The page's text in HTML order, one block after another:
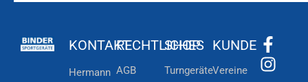
KONTAKT
Hermann
RECHTLICHES
AGB
SHOP
Turngeräte
KUNDE
Vereine